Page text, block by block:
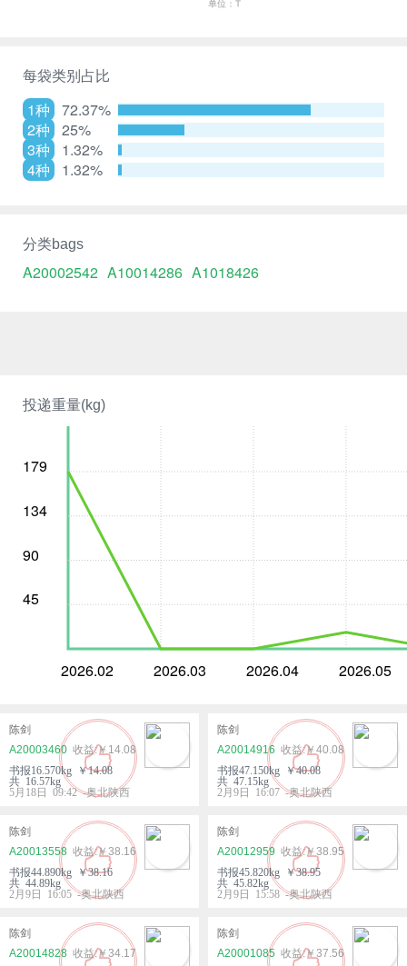
投递重量(kg)
179
134
90
45
2026.02 2026.03 2026.04 2026.05
陈剑
A20003460
￥14.08
书报16.570kg ￥14.08
共 16.57kg
5月18日 09:42 -奥北陕西
陈剑
A20014916
￥40.08
书报47.150kg ￥40.08
共 47.15kg
2月9日 16:07 -奥北陕西
陈剑
A20013558
￥38.16
书报44.890kg ￥38.16
共 44.89kg
2月9日 16:05 -奥北陕西
陈剑
A20012959
￥38.95
书报45.820kg ￥38.95
共 45.82kg
2月9日 15:58 -奥北陕西
陈剑
A20014828
￥34.17
陈剑
A20001085
￥37.56
每袋类别占比
1种
72.37%
2种
25%
3种
1.32%
4种
1.32%
分类bags
A20002542 A10014286 A1018426